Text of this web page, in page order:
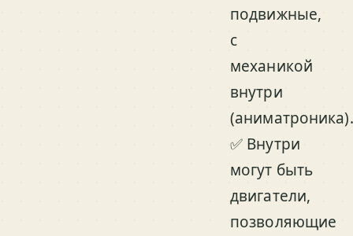
подвижные,
с
механикой
внутри
(аниматроника).
✅ Внутри
могут быть
двигатели,
позволяющие